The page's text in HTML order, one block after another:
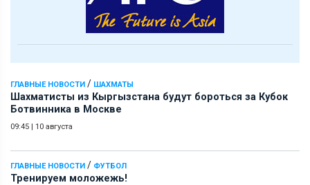
ГЛАВНЫЕ НОВОСТИ / ШАХМАТЫ
Шахматисты из Кыргызстана будут бороться за Кубок
Ботвинника в Москве
09:45 | 10 августа
ГЛАВНЫЕ НОВОСТИ / ФУТБОЛ
Тренируем моложежь!